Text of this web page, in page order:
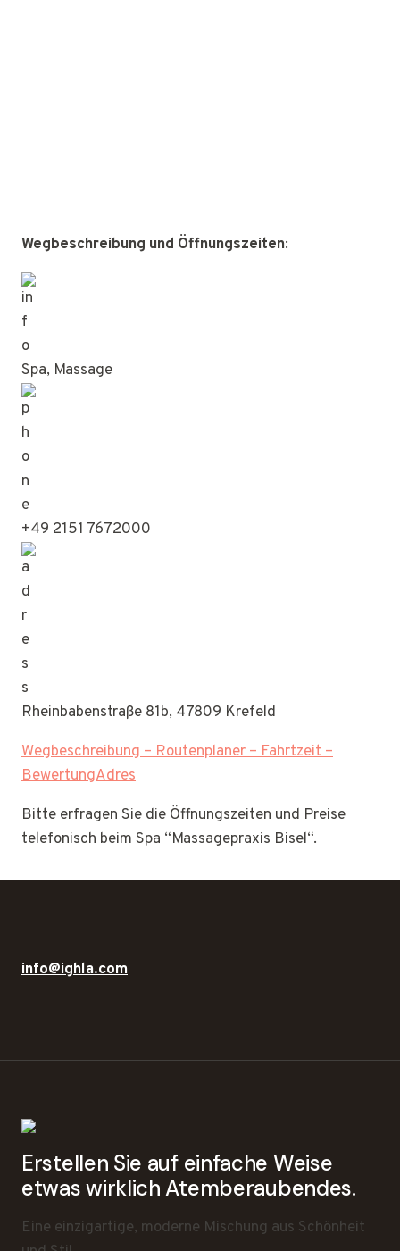
Wegbeschreibung und Öffnungszeiten:
Spa, Massage
+49 2151 7672000
Rheinbabenstraße 81b, 47809 Krefeld
Wegbeschreibung – Routenplaner – Fahrtzeit –
BewertungAdres
Bitte erfragen Sie die Öffnungszeiten und Preise
telefonisch beim Spa “Massagepraxis Bisel“.
info@ighla.com
Erstellen Sie auf einfache Weise
etwas wirklich Atemberaubendes.
Eine einzigartige, moderne Mischung aus Schönheit